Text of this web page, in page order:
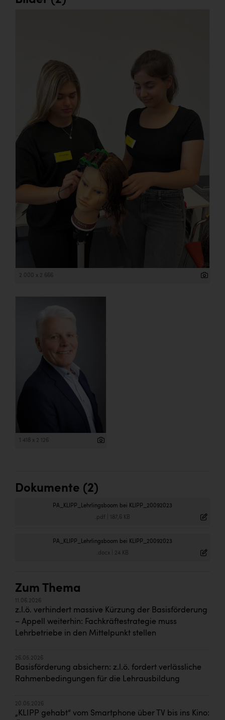
2 000 x 2 666
1 418 x 2 126
Dokumente (2)
PA_KLIPP_Lehrlingsboom bei KLIPP_20092023
.pdf 187,6 KB
PA_KLIPP_Lehrlingsboom bei KLIPP_20092023
.docx 24 KB
Zum Thema
11.06.2026
z.l.ö. verhindert massive Kürzung der Basisförderung
– Appell weiterhin: Fachkräftestrategie muss
Lehrbetriebe in den Mittelpunkt stellen
26.05.2026
Basisförderung absichern: z.l.ö. fordert verlässliche
Rahmenbedingungen für die Lehrausbildung
20.05.2026
„KLIPP gehabt“ vom Smartphone über TV bis ins Kino: